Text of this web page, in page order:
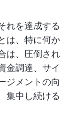
れを達成する
は、特に何か
は、圧倒され
金調達、サイ
ジメントの向
集中し続ける